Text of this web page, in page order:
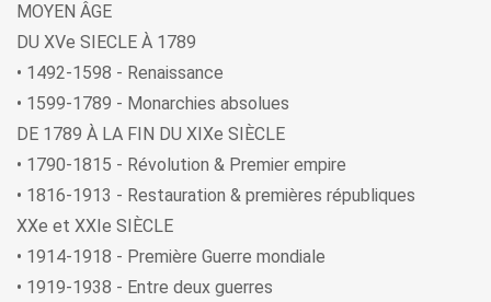
MOYEN ÂGE
DU XVe SIECLE À 1789
• 1492-1598 - Renaissance
• 1599-1789 - Monarchies absolues
DE 1789 À LA FIN DU XIXe SIÈCLE
• 1790-1815 - Révolution & Premier empire
• 1816-1913 - Restauration & premières républiques
XXe et XXIe SIÈCLE
• 1914-1918 - Première Guerre mondiale
• 1919-1938 - Entre deux guerres